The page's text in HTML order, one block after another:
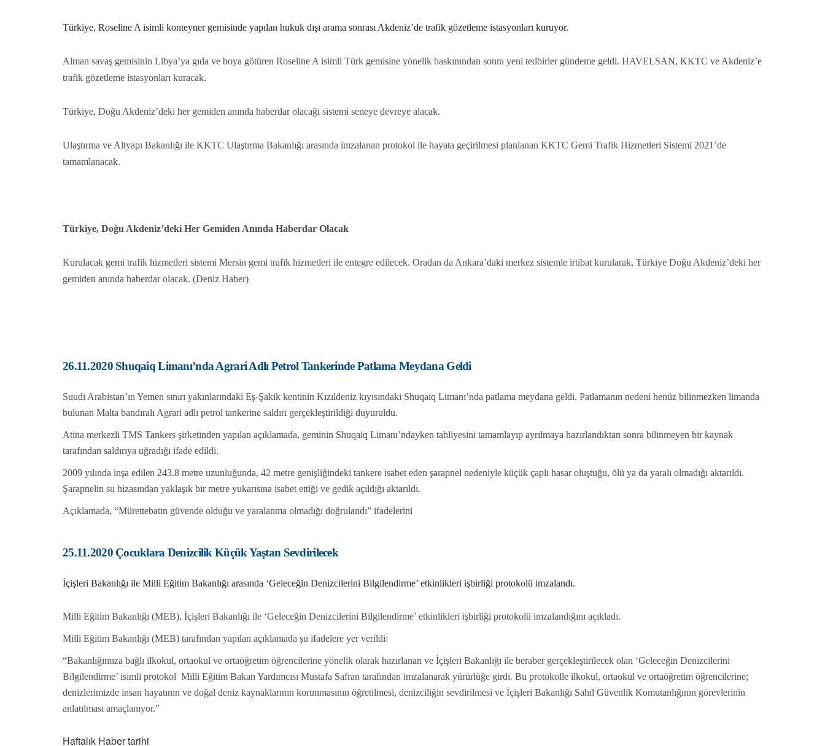
Türkiye, Roseline A isimli konteyner gemisinde yapılan hukuk dışı arama sonrası Akdeniz’de trafik gözetleme istasyonları kuruyor.
Alman savaş gemisinin Libya’ya gıda ve boya götüren Roseline A isimli Türk gemisine yönelik baskınından sonra yeni tedbirler gündeme geldi. HAVELSAN, KKTC ve Akdeniz’e
trafik gözetleme istasyonları kuracak.
Türkiye, Doğu Akdeniz’deki her gemiden anında haberdar olacağı sistemi seneye devreye alacak.
Ulaştırma ve Altyapı Bakanlığı ile KKTC Ulaştırma Bakanlığı arasında imzalanan protokol ile hayata geçirilmesi planlanan KKTC Gemi Trafik Hizmetleri Sistemi 2021’de
tamamlanacak.
Türkiye, Doğu Akdeniz’deki Her Gemiden Anında Haberdar Olacak
Kurulacak gemi trafik hizmetleri sistemi Mersin gemi trafik hizmetleri ile entegre edilecek. Oradan da Ankara’daki merkez sistemle irtibat kurularak, Türkiye Doğu Akdeniz’deki her
gemiden anında haberdar olacak. (Deniz Haber)
26.11.2020 Shuqaiq Limanı’nda Agrari Adlı Petrol Tankerinde Patlama Meydana Geldi
Suudi Arabistan’ın Yemen sınırı yakınlarındaki Eş-Şakik kentinin Kızıldeniz kıyısındaki Shuqaiq Limanı’nda patlama meydana geldi. Patlamanın nedeni henüz bilinmezken limanda
bulunan Malta bandıralı Agrari adlı petrol tankerine saldırı gerçekleştirildiği duyuruldu.
Atina merkezli TMS Tankers şirketinden yapılan açıklamada, geminin Shuqaiq Limanı’ndayken tahliyesini tamamlayıp ayrılmaya hazırlandıktan sonra bilinmeyen bir kaynak
tarafından saldırıya uğradığı ifade edildi.
2009 yılında inşa edilen 243.8 metre uzunluğunda, 42 metre genişliğindeki tankere isabet eden şarapnel nedeniyle küçük çaplı hasar oluştuğu, ölü ya da yaralı olmadığı aktarıldı.
Şarapnelin su hizasından yaklaşık bir metre yukarısına isabet ettiği ve gedik açıldığı aktarıldı.
Açıklamada, “Mürettebatın güvende olduğu ve yaralanma olmadığı doğrulandı” ifadelerini
25.11.2020 Çocuklara Denizcilik Küçük Yaştan Sevdirilecek
İçişleri Bakanlığı ile Milli Eğitim Bakanlığı arasında ‘Geleceğin Denizcilerini Bilgilendirme’ etkinlikleri işbirliği protokolü imzalandı.
Milli Eğitim Bakanlığı (MEB), İçişleri Bakanlığı ile ‘Geleceğin Denizcilerini Bilgilendirme’ etkinlikleri işbirliği protokolü imzalandığını açıkladı.
Milli Eğitim Bakanlığı (MEB) tarafından yapılan açıklamada şu ifadelere yer verildi:
“Bakanlığımıza bağlı ilkokul, ortaokul ve ortaöğretim öğrencilerine yönelik olarak hazırlanan ve İçişleri Bakanlığı ile beraber gerçekleştirilecek olan ‘Geleceğin Denizcilerini
Bilgilendirme’ isimli protokol Milli Eğitim Bakan Yardımcısı Mustafa Safran tarafından imzalanarak yürürlüğe girdi. Bu protokolle ilkokul, ortaokul ve ortaöğretim öğrencilerine;
denizlerimizde insan hayatının ve doğal deniz kaynaklarının korunmasının öğretilmesi, denizciliğin sevdirilmesi ve İçişleri Bakanlığı Sahil Güvenlik Komutanlığının görevlerinin
anlatılması amaçlanıyor.”
Haftalık Haber tarihi